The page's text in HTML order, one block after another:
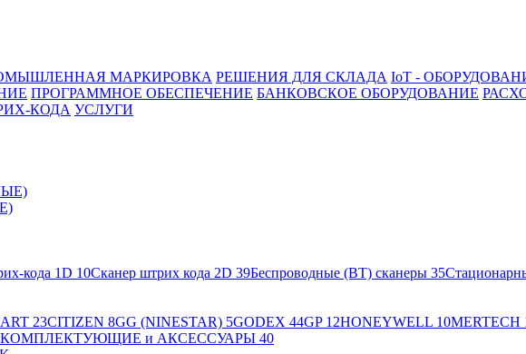
МАРКИРОВКА РЕШЕНИЯ ДЛЯ СКЛАДА IoT -
ПРОГРАММНОЕ ОБЕСПЕЧЕНИЕ БАНКОВСКОЕ ОБОРУДОВАНИЕ
КОДА УСЛУГИ
кода 1D 10Сканер штрих кода 2D 39Беспроводные (BT) сканеры 35
23CITIZEN 8GG (NINESTAR) 5GODEX 44GP12HONEYWELL 10MERTECH
КОМПЛЕКТУЮЩИЕ и АКСЕССУАРЫ 40